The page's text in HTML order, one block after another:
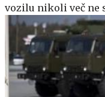
vozilu nikoli več ne